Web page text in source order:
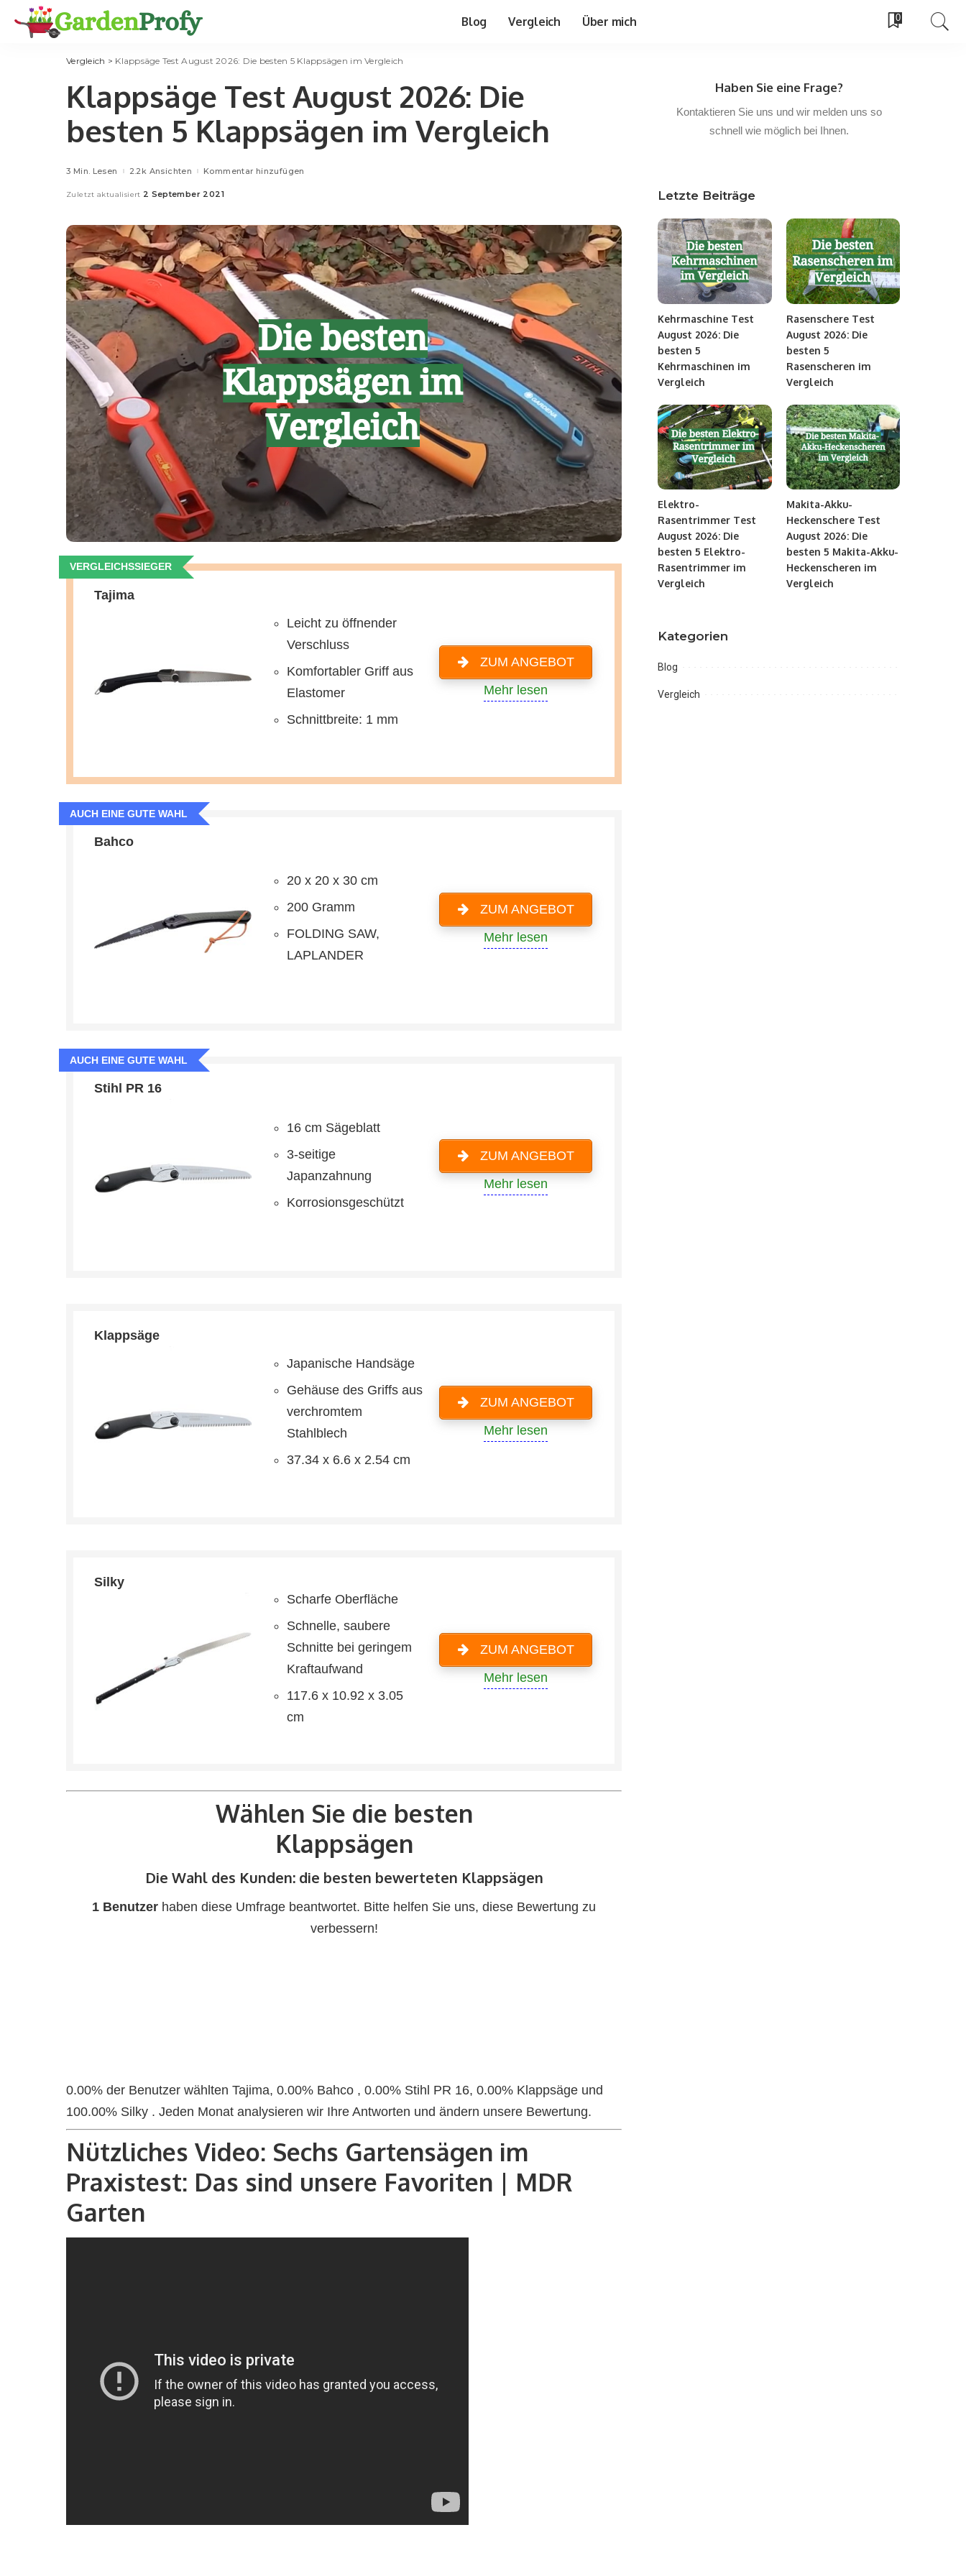
Blog Vergleich Über mich 0
Vergleich > Klappsäge Test August 2026: Die besten 5 Klappsägen im Vergleich
Klappsäge Test August 2026: Die
besten 5 Klappsägen im Vergleich
3 Min. Lesen 2.2k Ansichten Kommentar hinzufügen
Zuletzt aktualisiert 2 September 2021
VERGLEICHSSIEGER
Tajima
Leicht zu öffnender
Verschluss
Komfortabler Griff aus
Elastomer
Schnittbreite: 1 mm
ZUM ANGEBOT
Mehr lesen
AUCH EINE GUTE WAHL
Bahco
20 x 20 x 30 cm
200 Gramm
FOLDING SAW,
LAPLANDER
ZUM ANGEBOT
Mehr lesen
AUCH EINE GUTE WAHL
Stihl PR 16
16 cm Sägeblatt
3-seitige
Japanzahnung
Korrosionsgeschützt
ZUM ANGEBOT
Mehr lesen
Klappsäge
Japanische Handsäge
Gehäuse des Griffs aus
verchromtem
Stahlblech
37.34 x 6.6 x 2.54 cm
ZUM ANGEBOT
Mehr lesen
Silky
Scharfe Oberfläche
Schnelle, saubere
Schnitte bei geringem
Kraftaufwand
117.6 x 10.92 x 3.05
cm
ZUM ANGEBOT
Mehr lesen
Wählen Sie die besten
Klappsägen
Die Wahl des Kunden: die besten bewerteten Klappsägen
1 Benutzer haben diese Umfrage beantwortet. Bitte helfen Sie uns, diese Bewertung zu
verbessern!
0.00% der Benutzer wählten Tajima, 0.00% Bahco , 0.00% Stihl PR 16, 0.00% Klappsäge und
100.00% Silky . Jeden Monat analysieren wir Ihre Antworten und ändern unsere Bewertung.
Nützliches Video: Sechs Gartensägen im
Praxistest: Das sind unsere Favoriten | MDR
Garten
Haben Sie eine Frage?
Kontaktieren Sie uns und wir melden uns so
schnell wie möglich bei Ihnen.
Letzte Beiträge
Kehrmaschine Test
August 2026: Die
besten 5
Kehrmaschinen im
Vergleich
Rasenschere Test
August 2026: Die
besten 5
Rasenscheren im
Vergleich
Elektro-
Rasentrimmer Test
August 2026: Die
besten 5 Elektro-
Rasentrimmer im
Vergleich
Makita-Akku-
Heckenschere Test
August 2026: Die
besten 5 Makita-Akku-
Heckenscheren im
Vergleich
Kategorien
Blog
Vergleich